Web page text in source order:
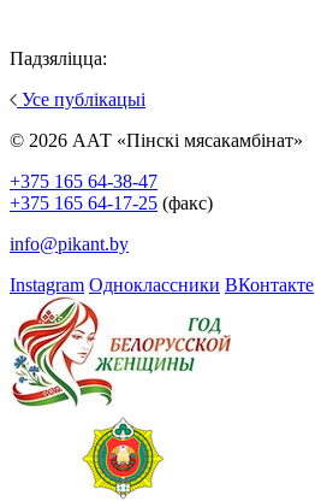
Падзяліцца:
Усе публікацыі
© 2026 ААТ «Пінскі мясакамбінат»
+375 165 64-38-47
+375 165 64-17-25 (факс)
info@pikant.by
Instagram Одноклассники ВКонтакте